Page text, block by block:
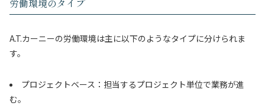
労働環境のタイプ
A.T.カーニーの労働環境は主に以下のようなタイプに分けられま
す。
プロジェクトベース：担当するプロジェクト単位で業務が進
む。